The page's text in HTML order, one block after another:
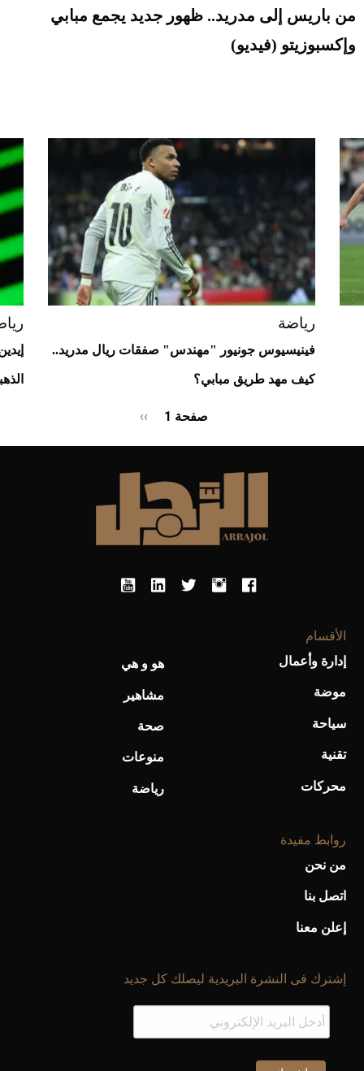
من باريس إلى مدريد.. ظهور جديد يجمع مبابي
وإكسبوزيتو (فيديو)
رياضة
فينيسيوس جونيور "مهندس" صفقات ريال مدريد..
كيف مهد طريق مبابي؟
صفحة 1
الصفحة
››
الأقسام
إدارة وأعمال
موضة
سياحة
تقنية
محركات
هو و هي
مشاهير
صحة
منوعات
رياضة
روابط مفيدة
من نحن
اتصل بنا
إعلن معنا
إشترك فى النشرة البريدية ليصلك كل جديد